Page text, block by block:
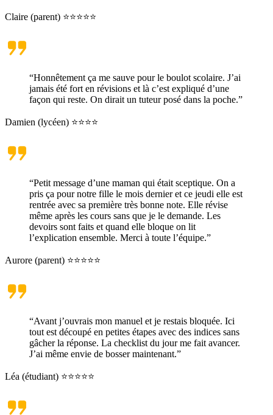
Claire (parent) ⭐⭐⭐⭐⭐
“Honnêtement ça me sauve pour le boulot scolaire. J’ai
jamais été fort en révisions et là c’est expliqué d’une
façon qui reste. On dirait un tuteur posé dans la poche.”
Damien (lycéen) ⭐⭐⭐⭐
“Petit message d’une maman qui était sceptique. On a
pris ça pour notre fille le mois dernier et ce jeudi elle est
rentrée avec sa première très bonne note. Elle révise
même après les cours sans que je le demande. Les
devoirs sont faits et quand elle bloque on lit
l’explication ensemble. Merci à toute l’équipe.”
Aurore (parent) ⭐⭐⭐⭐⭐
“Avant j’ouvrais mon manuel et je restais bloquée. Ici
tout est découpé en petites étapes avec des indices sans
gâcher la réponse. La checklist du jour me fait avancer.
J’ai même envie de bosser maintenant.”
Léa (étudiant) ⭐⭐⭐⭐⭐